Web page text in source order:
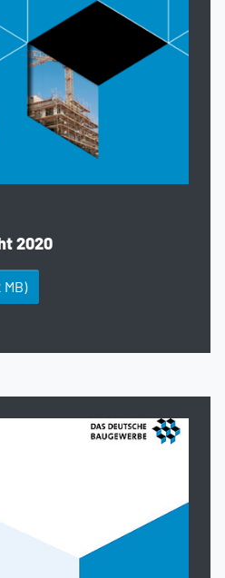
2020
MB)